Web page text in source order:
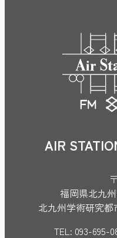
AIR
福岡県北九
北九州学術研究
TEL: 093-695-